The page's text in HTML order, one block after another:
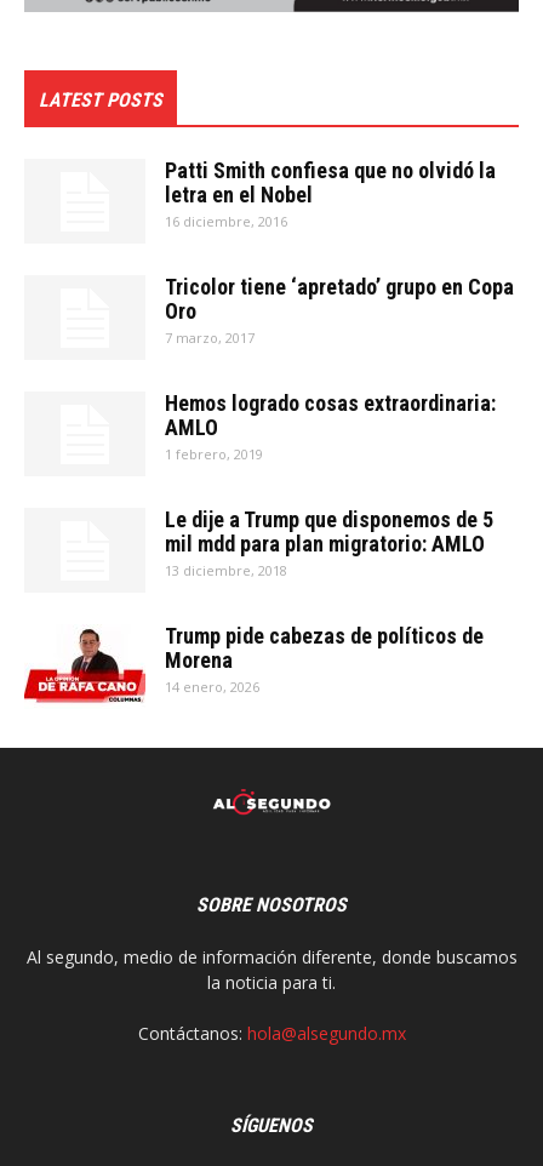
LATEST POSTS
Patti Smith confiesa que no olvidó la
letra en el Nobel
16 diciembre, 2016
Tricolor tiene ‘apretado’ grupo en Copa
Oro
7 marzo, 2017
Hemos logrado cosas extraordinaria:
AMLO
1 febrero, 2019
Le dije a Trump que disponemos de 5
mil mdd para plan migratorio: AMLO
13 diciembre, 2018
Trump pide cabezas de políticos de
Morena
14 enero, 2026
SOBRE NOSOTROS
Al segundo, medio de información diferente, donde buscamos
la noticia para ti.
Contáctanos: hola@alsegundo.mx
SÍGUENOS